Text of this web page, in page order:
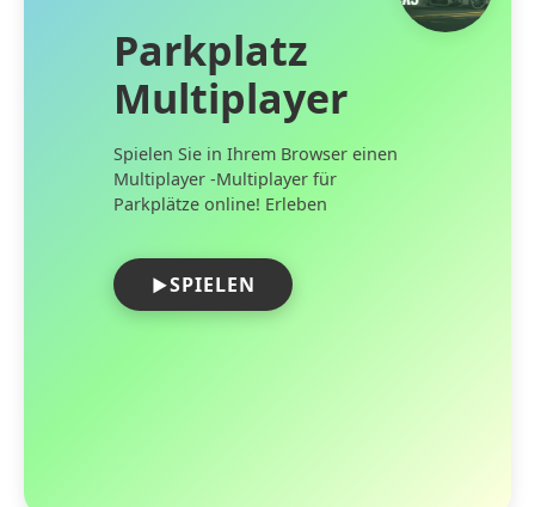
Parkplatz
Multiplayer
Spielen Sie in Ihrem Browser einen
Multiplayer -Multiplayer für
Parkplätze online! Erleben
SPIELEN